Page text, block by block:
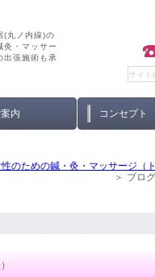
(丸ノ内線)の
灸・マッサー
出張施術も承
内 コンセプト
のための鍼・灸・マッサージ（ト
ブロ